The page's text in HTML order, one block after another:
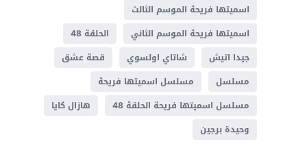
اسميتها فريحة الموسم الثالث
اسميتها فريحة الموسم الثاني
الحلقة 48
جيدا اتيش
شاتاي اولسوي
قصة عشق
مسلسل
مسلسل اسميتها فريحة
مسلسل اسميتها فريحة الحلقة 48
هازال كايا
وحيدة برجين